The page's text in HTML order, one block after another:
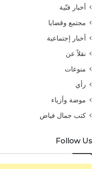
أخبار فنّية
مجتمع وقضايا
أخبار إجتماعية
نقلاً عن
منوعات
رأي
موضة وأزياء
كتب جمال فياض
Follow Us